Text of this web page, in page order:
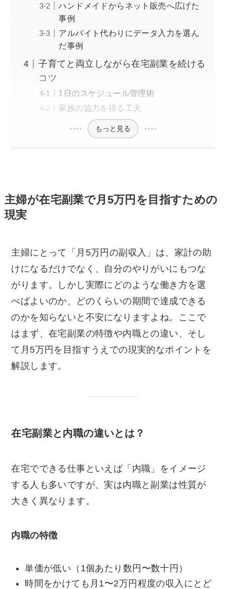
ハンドメイドからネット販売へ広げた
事例
アルバイト代わりにデータ入力を選ん
だ事例
子育てと両立しながら在宅副業を続ける
コツ
1日のスケジュール管理術
家族の協力を得る工夫
もっと見る
主婦が在宅副業で月5万円を目指すための
現実
主婦にとって「月5万円の副収入」は、家計の助
けになるだけでなく、自分のやりがいにもつな
がります。しかし実際にどのような働き方を選
べばよいのか、どのくらいの期間で達成できる
のかを知らないと不安になりますよね。ここで
はまず、在宅副業の特徴や内職との違い、そし
て月5万円を目指すうえでの現実的なポイントを
解説します。
在宅副業と内職の違いとは？
在宅でできる仕事といえば「内職」をイメージ
する人も多いですが、実は内職と副業は性質が
大きく異なります。
内職の特徴
単価が低い（1個あたり数円〜数十円）
時間をかけても月1〜2万円程度の収入にとど